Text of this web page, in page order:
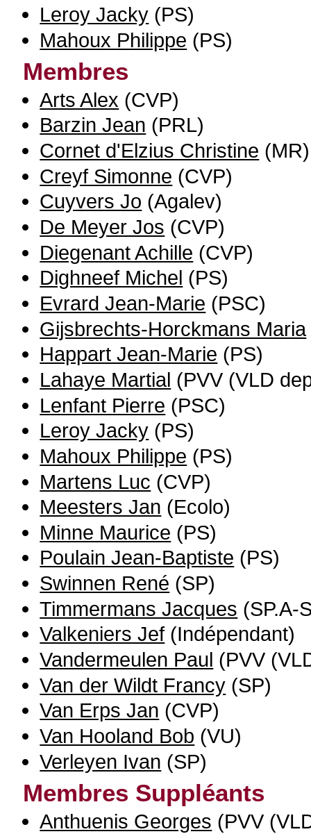
Leroy Jacky (PS)
Mahoux Philippe (PS)
Membres
Arts Alex (CVP)
Barzin Jean (PRL)
Cornet d'Elzius Christine (MR)
Creyf Simonne (CVP)
Cuyvers Jo (Agalev)
De Meyer Jos (CVP)
Diegenant Achille (CVP)
Dighneef Michel (PS)
Evrard Jean-Marie (PSC)
Gijsbrechts-Horckmans Maria
Happart Jean-Marie (PS)
Lahaye Martial (PVV (VLD
Lenfant Pierre (PSC)
Leroy Jacky (PS)
Mahoux Philippe (PS)
Martens Luc (CVP)
Meesters Jan (Ecolo)
Minne Maurice (PS)
Poulain Jean-Baptiste (PS)
Swinnen René (SP)
Timmermans Jacques (SP.A-
Valkeniers Jef(Indépendant)
Vandermeulen Paul (PVV
Van der Wildt Francy (SP)
Van Erps Jan (CVP)
Van Hooland Bob (VU)
Verleyen Ivan (SP)
Membres Suppléants
Anthuenis Georges (PVV